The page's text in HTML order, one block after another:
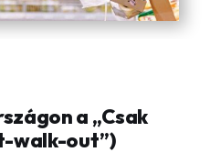
a „Csak
walk-out”)